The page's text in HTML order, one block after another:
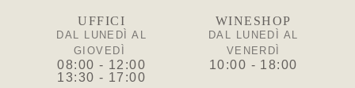
UFFICI
DAL LUNEDÌ AL
GIOVEDÌ
08:00 - 12:00
13:30 - 17:00
WINESHOP
DAL LUNEDÌ AL
VENERDÌ
10:00 - 18:00